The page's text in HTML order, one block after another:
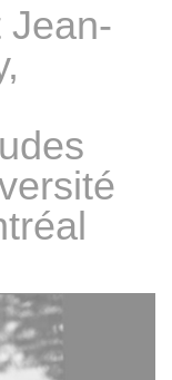
Jean-